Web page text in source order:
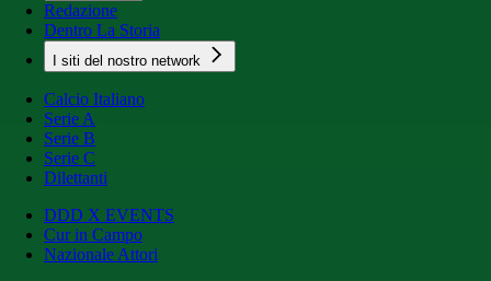
Redazione
Dentro La Storia
I siti del nostro network
Calcio Italiano
Serie A
Serie B
Serie C
Dilettanti
DDD X EVENTS
Cur in Campo
Nazionale Attori